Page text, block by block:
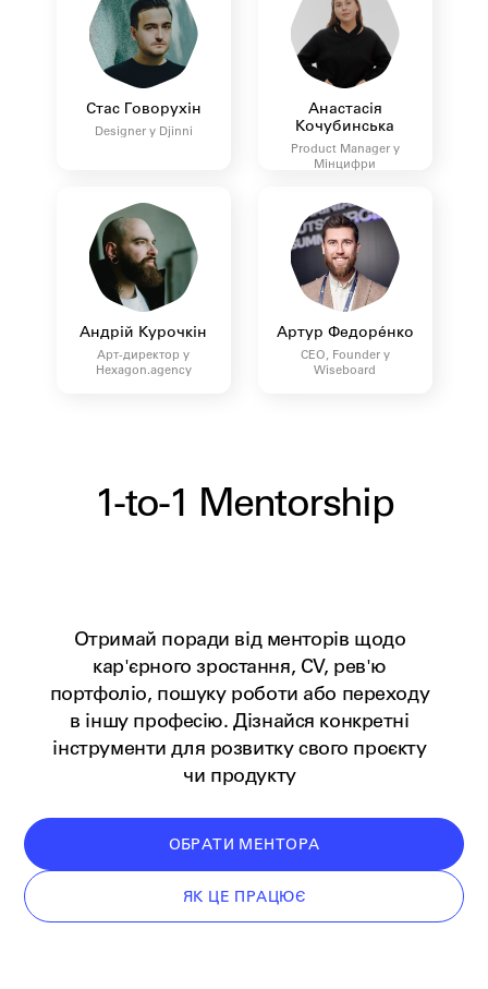
Стас Говорухін
Designer у Djinni
Андрій Курочкін
Арт-директор у
Hexagon.agency
Анастасія
Кочубинська
Product Manager у
Мінцифри
Артур Федорéнко
CEO, Founder у
Wiseboard
1-to-1 Mentorship
Отримай поради від менторів щодо
кар'єрного зростання, CV, рев'ю
портфоліо, пошуку роботи або переходу
в іншу професію. Дізнайся конкретні
інструменти для розвитку свого проєкту
чи продукту
ОБРАТИ МЕНТОРА
ЯК ЦЕ ПРАЦЮЄ